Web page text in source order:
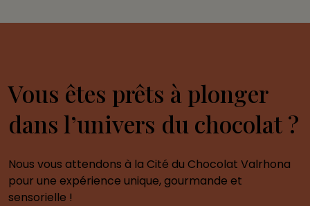
Vous êtes prêts à plonger
dans l’univers du chocolat ?
Nous vous attendons à la Cité du Chocolat Valrhona
pour une expérience unique, gourmande et
sensorielle !